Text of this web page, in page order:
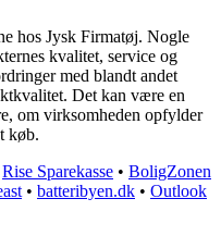
hos Jysk Firmatøj. Nogle
kvalitet, service og
med blandt andet
Det kan være en
om virksomheden opfylder
køb.
Rise Sparekasse • BoligZonen
• batteribyen.dk • Outlook